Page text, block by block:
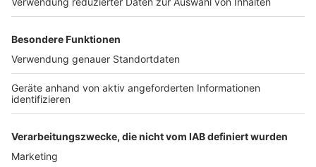
Wo gibt es aktuelle Infos?
Das Robert Koch-Institut (RKI), dieBundeszentrale für
gesundheitliche Aufklärung(BZgA) und das
Bundesgesundheitsministerium(BMG) haben
Anzeige